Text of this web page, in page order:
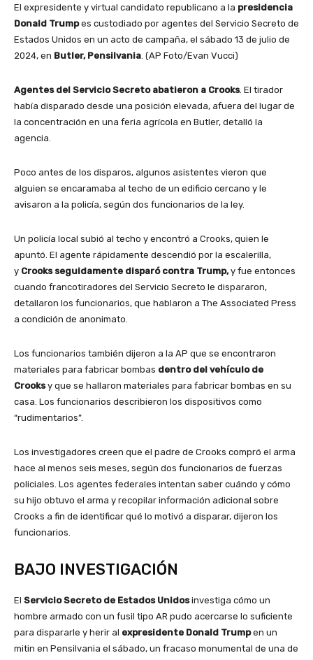
El expresidente y virtual candidato republicano a la presidencia
Donald Trumpes custodiado por agentes del Servicio Secreto de
Estados Unidos en un acto de campaña, el sábado 13 de julio de
2024, en Butler, Pensilvania . (AP Foto/Evan Vucci)
Agentes del Servicio Secreto abatieron a Crooks. El tirador
había disparado desde una posición elevada, afuera del lugar de
la concentración en una feria agrícola en Butler, detalló la
agencia.
Poco antes de los disparos, algunos asistentes vieron que
alguien se encaramaba al techo de un edificio cercano y le
avisaron a la policía, según dos funcionarios de la ley.
Un policía local subió al techo y encontró a Crooks, quien le
apuntó. El agente rápidamente descendió por la escalerilla,
y Crooks seguidamente disparó contra Trump,y fue entonces
cuando francotiradores del Servicio Secreto le dispararon,
detallaron los funcionarios, que hablaron a The Associated Press
a condición de anonimato.
Los funcionarios también dijeron a la AP que se encontraron
materiales para fabricar bombas dentro del vehículo de
Crooksy que se hallaron materiales para fabricar bombas en su
casa. Los funcionarios describieron los dispositivos como
“rudimentarios”.
Los investigadores creen que el padre de Crooks compró el arma
hace al menos seis meses, según dos funcionarios de fuerzas
policiales. Los agentes federales intentan saber cuándo y cómo
su hijo obtuvo el arma y recopilar información adicional sobre
Crooks a fin de identificar qué lo motivó a disparar, dijeron los
funcionarios.
BAJO INVESTIGACIÓN
El Servicio Secreto de Estados Unidosinvestiga cómo un
hombre armado con un fusil tipo AR pudo acercarse lo suficiente
para dispararle y herir al expresidente Donald Trumpen un
mitin en Pensilvania el sábado, un fracaso monumental de una de